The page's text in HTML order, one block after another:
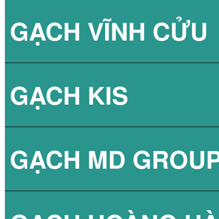
GẠCH VÂN XI
GẠCH VÂN XI
GẠCH VÂN XI
GẠCH VĨNH CỬU
GẠCH KIS
GẠCH LÁT NỀN
GẠCH MD